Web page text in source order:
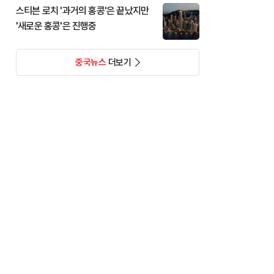
스티븐 로치 '과거의 홍콩'은 끝났지만
'새로운 홍콩'은 진행중
중국뉴스더보기